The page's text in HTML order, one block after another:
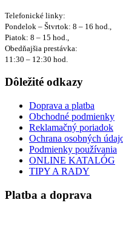
Telefonické linky:
Pondelok – Štvrtok: 8 – 16 hod.,
Piatok: 8 – 15 hod.,
Obedňajšia prestávka:
11:30 – 12:30 hod.
Dôležité odkazy
Doprava a platba
Obchodné podmienky
Reklamačný poriadok
Ochrana osobných
Podmienky používania
ONLINE KATALÓG
TIPY A RADY
Platba a doprava